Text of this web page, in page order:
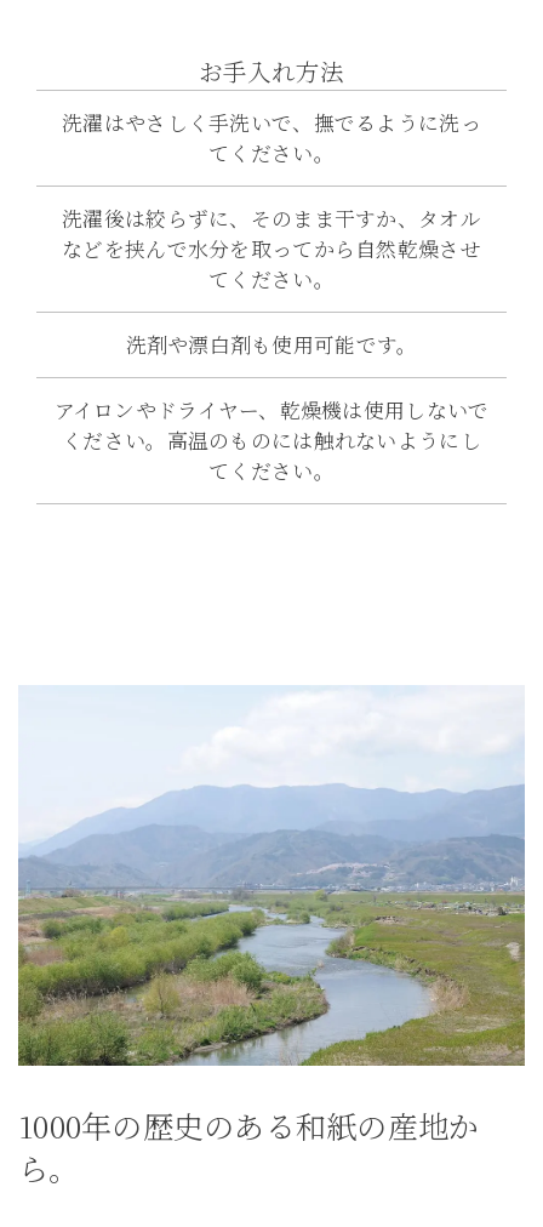
お手入れ方法
洗濯はやさしく手洗いで、撫でるように洗っ
てください。
洗濯後は絞らずに、そのまま干すか、タオル
などを挟んで水分を取ってから自然乾燥させ
てください。
洗剤や漂白剤も使用可能です。
アイロンやドライヤー、乾燥機は使用しないで
ください。高温のものには触れないようにし
てください。
1000年の歴史のある和紙の産地か
ら。